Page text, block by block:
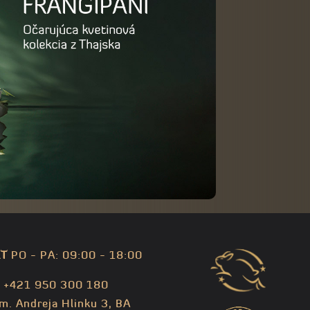
PO - PA: 09:00 - 18:00
+421 950 300 180
Andreja Hlinku 3, BA